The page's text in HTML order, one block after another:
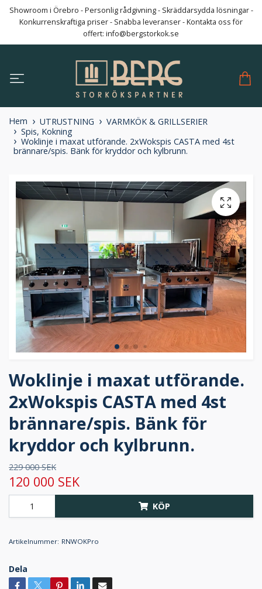
Showroom i Örebro - Personlig rådgivning - Skräddarsydda lösningar -
Konkurrenskraftiga priser - Snabba leveranser - Kontakta oss för
offert: info@bergstorkok.se
Hem UTRUSTNING
VARMKÖK & GRILLSERIER
Spis, Kokning
Woklinje i maxat utförande. 2xWokspis CASTA med 4st
brännare/spis. Bänk för kryddor och kylbrunn.
Woklinje i maxat utförande.
2xWokspis CASTA med 4st
brännare/spis. Bänk för
kryddor och kylbrunn.
229 000 SEK
120 000 SEK
KÖP
Artikelnummer: RNWOKPro
Dela